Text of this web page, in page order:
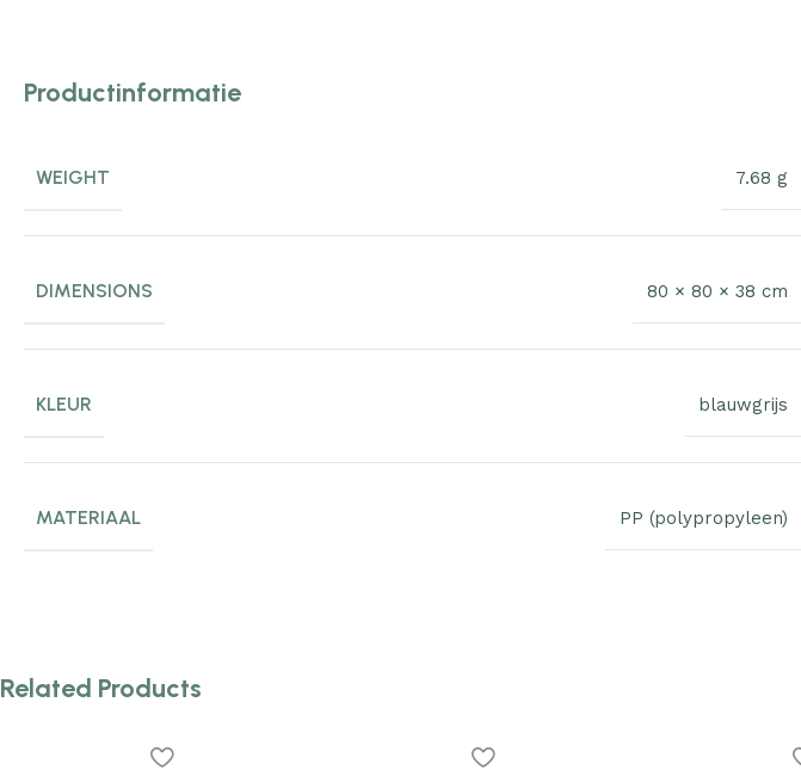
Productinformatie
WEIGHT 7.68 g
DIMENSIONS 80 × 80 × 38 cm
KLEUR blauwgrijs
MATERIAAL PP (polypropyleen)
Related Products